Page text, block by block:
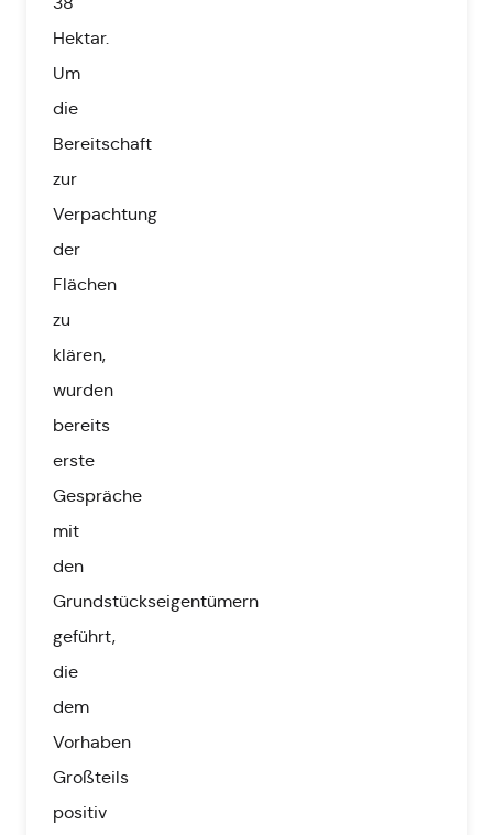
Hektar.
Um
die
Bereitschaft
zur
Verpachtung
der
Flächen
zu
klären,
wurden
bereits
erste
Gespräche
mit
den
Grundstückseigentümern
geführt,
die
dem
Vorhaben
Großteils
positiv